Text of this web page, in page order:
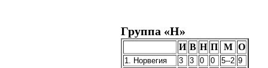
Группа «H»
И В Н П М О
1. Норвегия 3 3 0 0 5--2 9